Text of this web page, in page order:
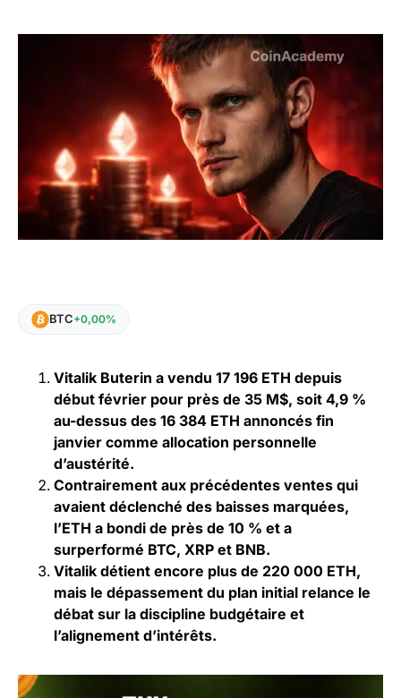
BTC+0,00%
Vitalik Buterin a vendu 17 196 ETH depuis
début février pour près de 35 M$, soit 4,9 %
au-dessus des 16 384 ETH annoncés fin
janvier comme allocation personnelle
d’austérité.
Contrairement aux précédentes ventes qui
avaient déclenché des baisses marquées,
l’ETH a bondi de près de 10 % et a
surperformé BTC, XRP et BNB.
Vitalik détient encore plus de 220 000 ETH,
mais le dépassement du plan initial relance le
débat sur la discipline budgétaire et
l’alignement d’intérêts.